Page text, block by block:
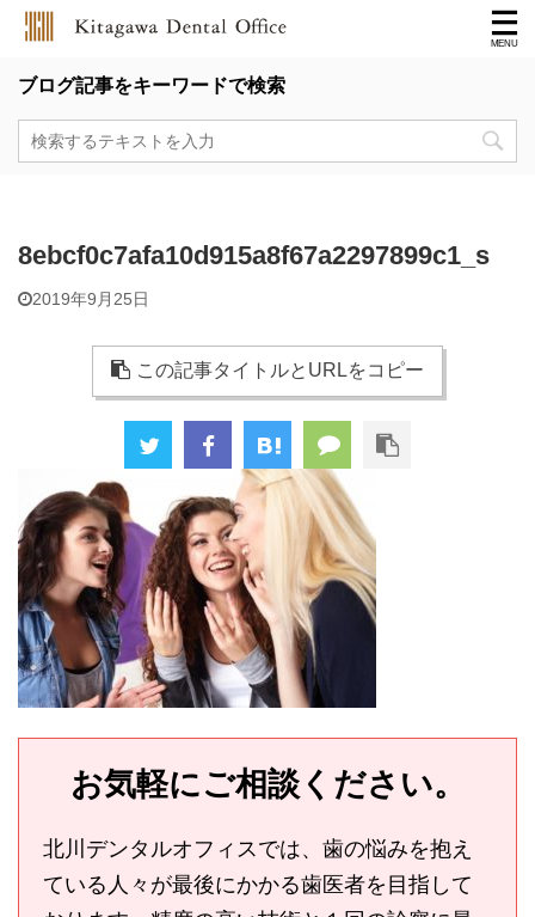
ブログ記事をキーワードで検索
8ebcf0c7afa10d915a8f67a2297899c1_s
2019年9月25日
この記事タイトルとURLをコピー
お気軽にご相談ください。
北川デンタルオフィスでは、歯の悩みを抱え
ている人々が最後にかかる歯医者を目指して